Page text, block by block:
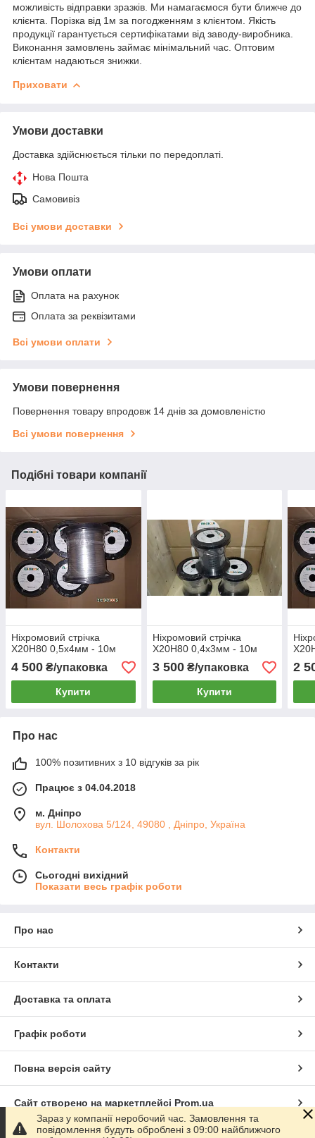
можливість відправки зразків. Ми намагаємося бути ближче до
клієнта. Порізка від 1м за погодженням з клієнтом. Якість
продукції гарантується сертифікатами від заводу-виробника.
Виконання замовлень займає мінімальний час. Оптовим
клієнтам надаються знижки.
Приховати
Умови доставки
Доставка здійснюється тільки по передоплаті.
Нова Пошта
Самовивіз
Всі умови доставки
Умови оплати
Оплата на рахунок
Оплата за реквізитами
Всі умови оплати
Умови повернення
Повернення товару впродовж 14 днів за домовленістю
Всі умови повернення
Подібні товари компанії
Ніхромовий стрічка
Х20Н80 0,5х4мм - 10м
4 500 ₴/упаковка
Купити
Ніхромовий стрічка
Х20Н80 0,4х3мм - 10м
3 500₴/упаковка
Купити
2
Про нас
100% позитивних з 10 відгуків за рік
Працює з 04.04.2018
м. Дніпро
вул. Шолохова 5/124, 49080 , Дніпро, Україна
Контакти
Сьогодні вихідний
Показати весь графік роботи
Про нас
Контакти
Доставка та оплата
Графік роботи
Повна версія сайту
Сайт створено на маркетплейсі Prom.ua
Зараз у компанії неробочий час. Замовлення та
повідомлення будуть оброблені з 09:00 найближчого